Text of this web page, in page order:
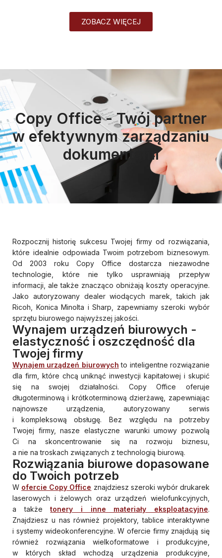
ZOBACZ WIĘCEJ
Copy Office - Twój partner
w efektywnym zarządzaniu
dokumentami
Rozpocznij historię sukcesu Twojej firmy od rozwiązania,
które idealnie odpowiada Twoim potrzebom biznesowym.
Od 2003 roku Copy Office dostarcza niezawodne
technologie, które nie tylko usprawniają przepływ
informacji, ale także znacząco obniżają koszty operacyjne.
Jako autoryzowany dealer wiodących marek, takich jak
Ricoh, Konica Minolta i Sharp, zapewniamy szeroki wybór
sprzętu biurowego najwyższej jakości.
Wynajem urządzeń biurowych -
elastyczność i oszczędność dla
Twojej firmy
Wynajem urządzeń biurowych to inteligentne rozwiązanie
dla firm, które chcą uniknąć inwestycji kapitałowej i skupić
się na swojej działalności. Copy Office oferuje
długoterminową i krótkoterminową dzierżawę, zapewniając
najnowsze urządzenia, autoryzowany serwis
i kompleksową obsługę. Bez względu na potrzeby
Twojej firmy, nasze elastyczne warunki umowy pozwolą
Ci na skoncentrowanie się na rozwoju biznesu,
a nie na troskach związanych z technologią biurową.
Rozwiązania biurowe dopasowane
do Twoich potrzeb
W ofercie Copy Office znajdziesz szeroki wybór drukarek
laserowych i żelowych oraz urządzeń wielofunkcyjnych,
a takżetonery i inne materiały eksploatacyjne.
Znajdziesz u nas również projektory, tablice interaktywne
i systemy wideokonferencyjne. W ofercie firmy znajdują się
również rozwiązania wielkoformatowe i produkcyjne,
w których skład wchodzą urządzenia produkcyjne,